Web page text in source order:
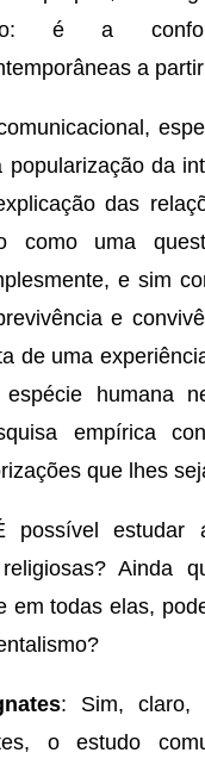
é a
a
popularização da
das
como uma
e sim
e
de uma
humana
empírica
que lhes
possível estudar
Ainda
em todas elas,
: Sim, claro,
o estudo